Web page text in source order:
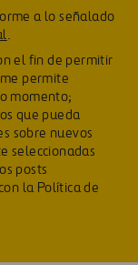
a lo señalado
.
el fin de permitir
permite
momento;
que pueda
sobre nuevos
seleccionadas
posts
la Política de